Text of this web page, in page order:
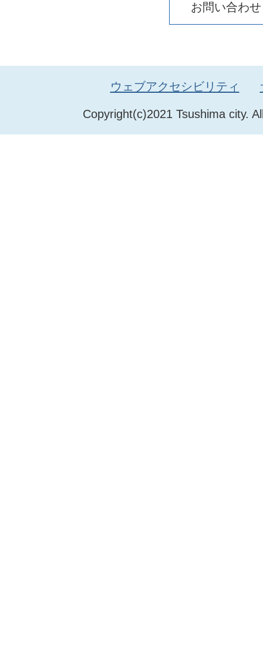
お問い合わせ
Copyright(c)2021 Tsushima city.
ウェブアクセシビリティ